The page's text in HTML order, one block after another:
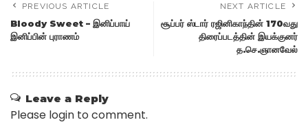
PREVIOUS ARTICLE
Bloody Sweet – இனிப்பாய்
இனிப்பின் புராணம்
NEXT ARTICLE
சூப்பர் ஸ்டார் ரஜினிகாந்தின் 170வது
திரைப்படத்தின் இயக்குனர்
த.செ.ஞானவேல்
Leave a Reply
Please login to comment.